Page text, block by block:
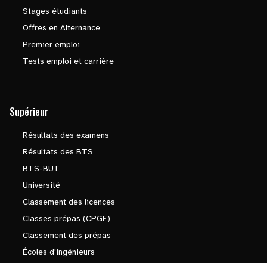
Stages étudiants
Offres en Alternance
Premier emploi
Tests emploi et carrière
Supérieur
Résultats des examens
Résultats des BTS
BTS-BUT
Université
Classement des licences
Classes prépas (CPGE)
Classement des prépas
Écoles d'ingénieurs